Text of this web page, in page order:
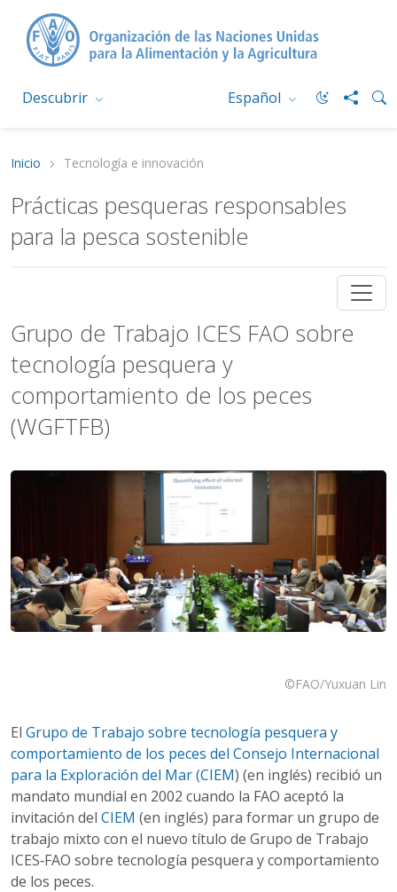
Descubrir Español
Inicio Tecnología e innovación
Prácticas pesqueras responsables
para la pesca sostenible
Grupo de Trabajo ICES FAO sobre
tecnología pesquera y
comportamiento de los peces
(WGFTFB)
©FAO/Yuxuan Lin
El Grupo de Trabajo sobre tecnología pesquera y
comportamiento de los peces del Consejo Internacional
para la Exploración del Mar(CIEM) (en inglés) recibió un
mandato mundial en 2002 cuando la FAO aceptó la
invitación del CIEM (en inglés) para formar un grupo de
trabajo mixto con el nuevo título de Grupo de Trabajo
ICES‑FAO sobre tecnología pesquera y comportamiento
de los peces.